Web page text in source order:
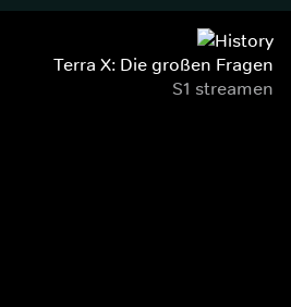
Terra X: Die großen Fragen
S1 streamen